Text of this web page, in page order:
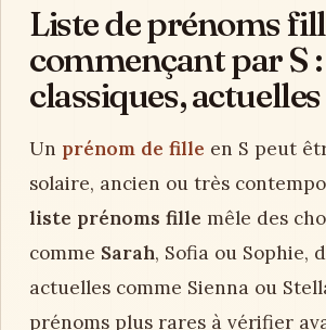
Liste de prénoms
commençant par S :
classiques,
Un prénom de fille en S peut
solaire, ancien ou très
liste prénoms fille mêle des
comme Sarah, Sofia ou Sophie,
actuelles comme Sienna ou
prénoms plus rares à vérifier